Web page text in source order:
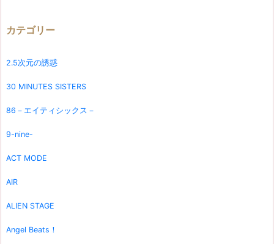
カテゴリー
2.5次元の誘惑
30 MINUTES SISTERS
86－エイティシックス－
9-nine-
ACT MODE
AIR
ALIEN STAGE
Angel Beats！